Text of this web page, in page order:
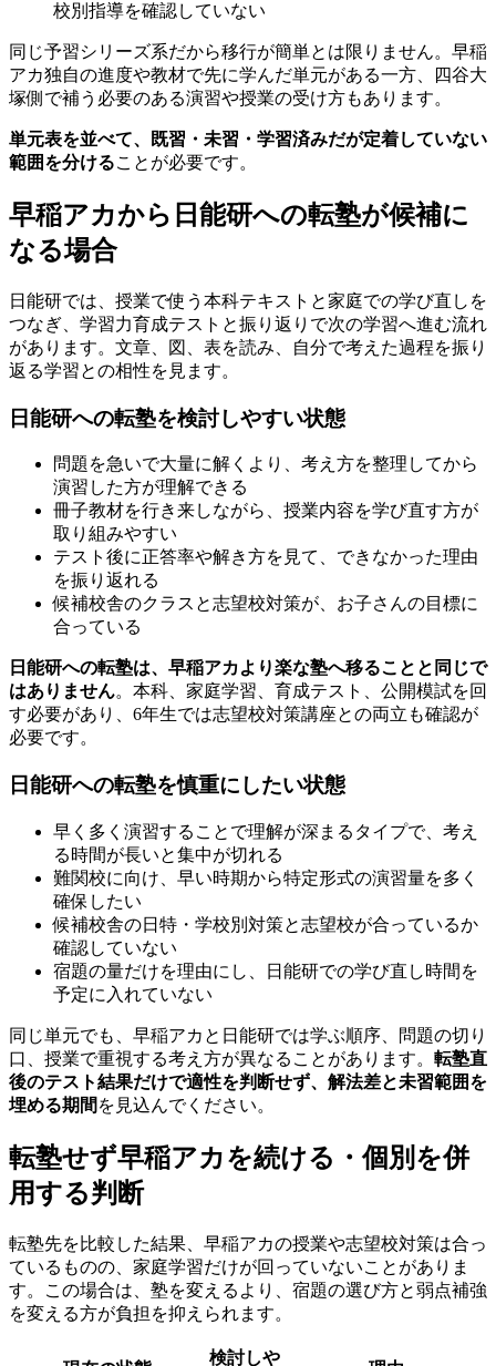
校別指導を確認していない
同じ予習シリーズ系だから移行が簡単とは限りません。早稲
アカ独自の進度や教材で先に学んだ単元がある一方、四谷大
塚側で補う必要のある演習や授業の受け方もあります。
単元表を並べて、既習・未習・学習済みだが定着していない
範囲を分けることが必要です。
早稲アカから日能研への転塾が候補に
なる場合
日能研では、授業で使う本科テキストと家庭での学び直しを
つなぎ、学習力育成テストと振り返りで次の学習へ進む流れ
があります。文章、図、表を読み、自分で考えた過程を振り
返る学習との相性を見ます。
日能研への転塾を検討しやすい状態
問題を急いで大量に解くより、考え方を整理してから
演習した方が理解できる
冊子教材を行き来しながら、授業内容を学び直す方が
取り組みやすい
テスト後に正答率や解き方を見て、できなかった理由
を振り返れる
候補校舎のクラスと志望校対策が、お子さんの目標に
合っている
日能研への転塾は、早稲アカより楽な塾へ移ることと同じで
はありません。本科、家庭学習、育成テスト、公開模試を回
す必要があり、6年生では志望校対策講座との両立も確認が
必要です。
日能研への転塾を慎重にしたい状態
早く多く演習することで理解が深まるタイプで、考え
る時間が長いと集中が切れる
難関校に向け、早い時期から特定形式の演習量を多く
確保したい
候補校舎の日特・学校別対策と志望校が合っているか
確認していない
宿題の量だけを理由にし、日能研での学び直し時間を
予定に入れていない
同じ単元でも、早稲アカと日能研では学ぶ順序、問題の切り
口、授業で重視する考え方が異なることがあります。 転塾直
後のテスト結果だけで適性を判断せず、解法差と未習範囲を
埋める期間 を見込んでください。
転塾せず早稲アカを続ける・個別を併
用する判断
転塾先を比較した結果、早稲アカの授業や志望校対策は合っ
ているものの、家庭学習だけが回っていないことがありま
す。この場合は、塾を変えるより、宿題の選び方と弱点補強
を変える方が負担を抑えられます。
検討しや